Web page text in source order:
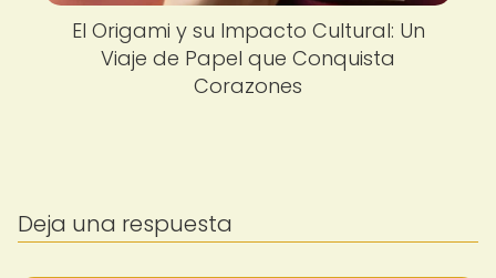
El Origami y su Impacto Cultural: Un
Viaje de Papel que Conquista
Corazones
Deja una respuesta